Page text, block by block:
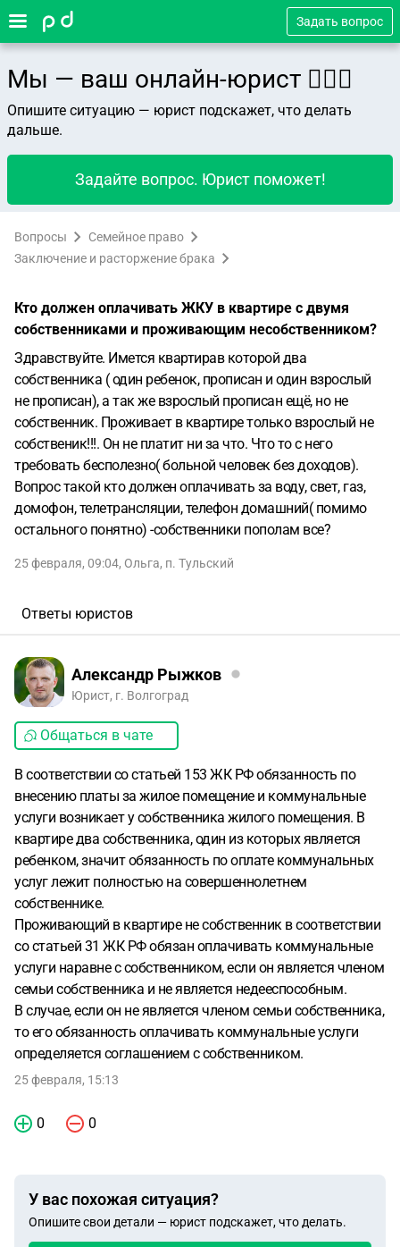
Задать вопрос
Мы — ваш онлайн-юрист 👨🏻‍⚖️
Опишите ситуацию — юрист подскажет, что делать
дальше.
Задайте вопрос. Юрист поможет!
Вопросы
Семейное право
Заключение и расторжение брака
Кто должен оплачивать ЖКУ в квартире с двумя
собственниками и проживающим несобственником?
Здравствуйте. Имется квартирав которой два
собственника ( один ребенок, прописан и один взрослый
не прописан), а так же взрослый прописан ещё, но не
собственник. Проживает в квартире только взрослый не
собственик!!!. Он не платит ни за что. Что то с него
требовать бесполезно( больной человек без доходов).
Вопрос такой кто должен оплачивать за воду, свет, газ,
домофон, телетрансляции, телефон домашний( помимо
остального понятно) -собственники пополам все?
25 февраля, 09:04, Ольга, п. Тульский
Ответы юристов
Александр Рыжков
Юрист, г. Волгоград
Общаться в чате
В соответствии со статьей 153 ЖК РФ обязанность по
внесению платы за жилое помещение и коммунальные
услуги возникает у собственника жилого помещения. В
квартире два собственника, один из которых является
ребенком, значит обязанность по оплате коммунальных
услуг лежит полностью на совершеннолетнем
собственнике.
Проживающий в квартире не собственник в соответствии
со статьей 31 ЖК РФ обязан оплачивать коммунальные
услуги наравне с собственником, если он является членом
семьи собственника и не является недееспособным.
В случае, если он не является членом семьи собственника,
то его обязанность оплачивать коммунальные услуги
определяется соглашением с собственником.
25 февраля, 15:13
0 0
У вас похожая ситуация?
Опишите свои детали — юрист подскажет, что делать.